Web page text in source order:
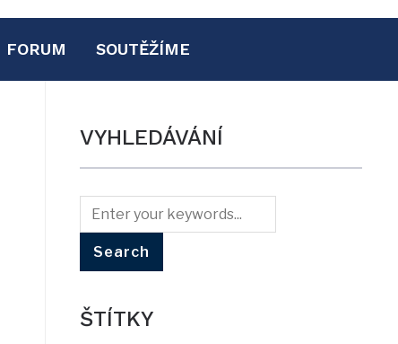
FORUM SOUTĚŽÍME
VYHLEDÁVÁNÍ
ŠTÍTKY